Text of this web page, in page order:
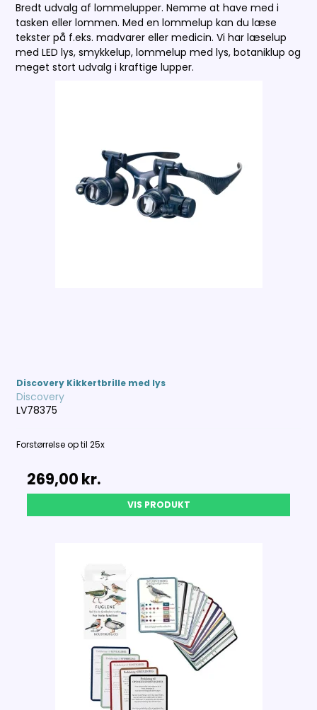
Bredt udvalg af lommelupper. Nemme at have med i
tasken eller lommen. Med en lommelup kan du læse
tekster på f.eks. madvarer eller medicin. Vi har læselup
med LED lys, smykkelup, lommelup med lys, botaniklup og
meget stort udvalg i kraftige lupper.
Discovery Kikkertbrille med lys
Discovery
LV78375
Forstørrelse op til 25x
269,00 kr.
VIS PRODUKT